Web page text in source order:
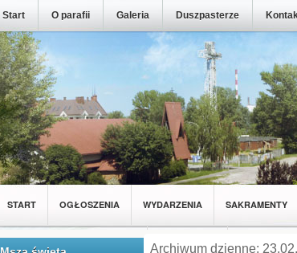
Start O parafii Galeria Duszpasterze
START OGŁOSZENIA WYDARZENIA SAKRAMENTY
MŁODZIEŻ Z NASZEJ PARAFII WSPÓLNOTY
Archiwum dzienne: